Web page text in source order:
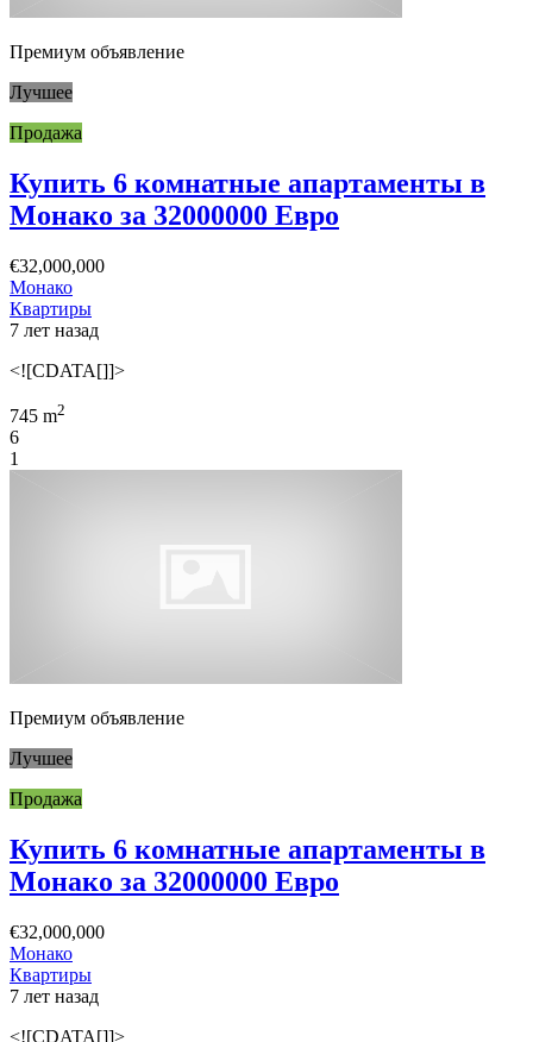
Премиум объявление
Лучшее
Продажа
Купить 6 комнатные апартаменты в
Монако за 32000000 Евро
€32,000,000
Монако
Квартиры
7 лет назад
<![CDATA[]]>
745 m2
6
1
Премиум объявление
Лучшее
Продажа
Купить 6 комнатные апартаменты в
Монако за 32000000 Евро
€32,000,000
Монако
Квартиры
7 лет назад
<![CDATA[]]>